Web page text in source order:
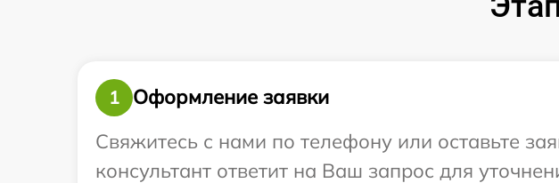
1
Оформление заявки
Свяжитесь с нами по телефону или оставьте
консультант ответит на Ваш запрос для